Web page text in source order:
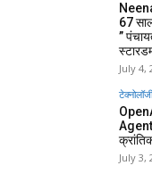
67
”
July 4,
टेक्नोलॉजी
July 3,